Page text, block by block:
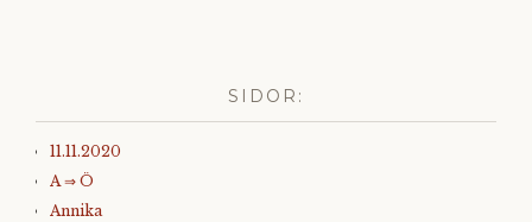
SIDOR:
11.11.2020
A ⇒ Ö
Annika